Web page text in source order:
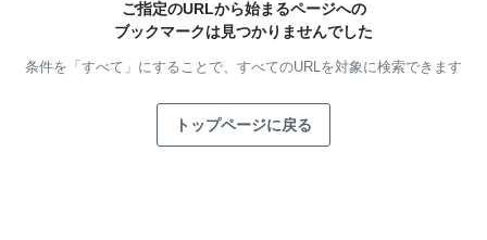
ご指定のURLから始まるページへの
ブックマークは見つかりませんでした
条件を「すべて」にすることで、 すべてのURLを対象に検索できます
トップページに戻る